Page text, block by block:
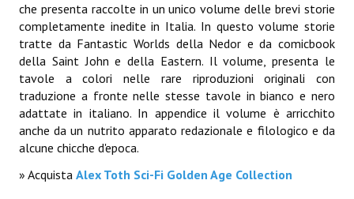
mYthoS
Prisma
PTP
yKronos
American Milestone
Spaghetti Western
che presenta raccolte in un unico volume delle brevi storie
completamente inedite in Italia. In questo volume storie
tratte da Fantastic Worlds della Nedor e da comicbook
della Saint John e della Eastern. Il volume, presenta le
tavole a colori nelle rare riproduzioni originali con
traduzione a fronte nelle stesse tavole in bianco e nero
adattate in italiano. In appendice il volume è arricchito
anche da un nutrito apparato redazionale e filologico e da
alcune chicche d'epoca.
» Acquista Alex Toth Sci-Fi Golden Age Collection